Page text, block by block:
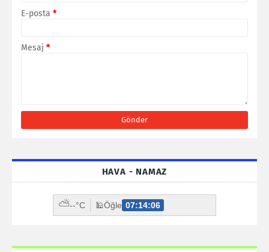
E-posta *
Mesaj *
HAVA - NAMAZ
⛅--°C 🕌Öğle 07:14:04